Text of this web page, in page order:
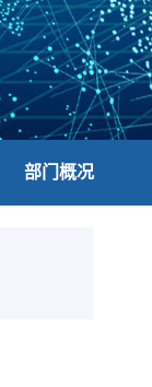
部门概况